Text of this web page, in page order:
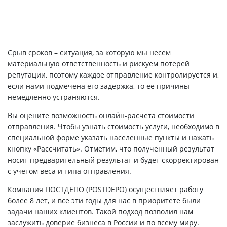
Срыв сроков – ситуация, за которую мы несем
материальную ответственность и рискуем потерей
репутации, поэтому каждое отправление контролируется и,
если нами подмечена его задержка, то ее причины
немедленно устраняются.
Вы оцените возможность онлайн-расчета стоимости
отправления. Чтобы узнать стоимость услуги, необходимо в
специальной форме указать населенные пункты и нажать
кнопку «Рассчитать». Отметим, что полученный результат
носит предварительный результат и будет скорректирован
с учетом веса и типа отправления.
Компания ПОСТДЕПО (POSTDEPO) осуществляет работу
более 8 лет, и все эти годы для нас в приоритете были
задачи наших клиентов. Такой подход позволил нам
заслужить доверие бизнеса в России и по всему миру.